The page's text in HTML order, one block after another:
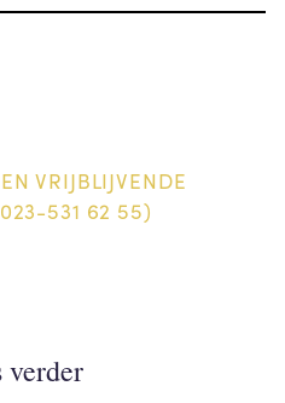
VRIJBLIJVENDE
531 62 55)
verder